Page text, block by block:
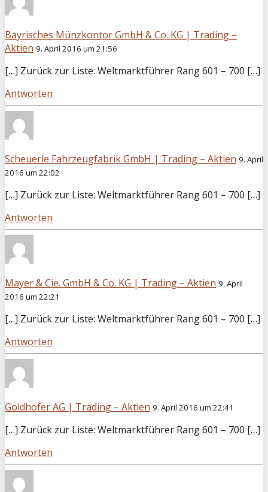
Bayrisches Münzkontor GmbH & Co. KG | Trading –
Aktien 9. April 2016 um 21:56
[…] Zurück zur Liste: Weltmarktführer Rang 601 – 700 […]
Antworten
Scheuerle Fahrzeugfabrik GmbH | Trading – Aktien 9. April
2016 um 22:02
[…] Zurück zur Liste: Weltmarktführer Rang 601 – 700 […]
Antworten
Mayer & Cie. GmbH & Co. KG | Trading – Aktien 9. April
2016 um 22:21
[…] Zurück zur Liste: Weltmarktführer Rang 601 – 700 […]
Antworten
Goldhofer AG | Trading – Aktien 9. April 2016 um 22:41
[…] Zurück zur Liste: Weltmarktführer Rang 601 – 700 […]
Antworten